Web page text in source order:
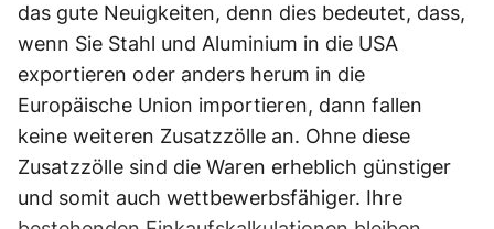
das gute Neuigkeiten, denn dies bedeutet, dass,
wenn Sie Stahl und Aluminium in die USA
exportieren oder anders herum in die
Europäische Union importieren, dann fallen
keine weiteren Zusatzzölle an. Ohne diese
Zusatzzölle sind die Waren erheblich günstiger
und somit auch wettbewerbsfähiger. Ihre